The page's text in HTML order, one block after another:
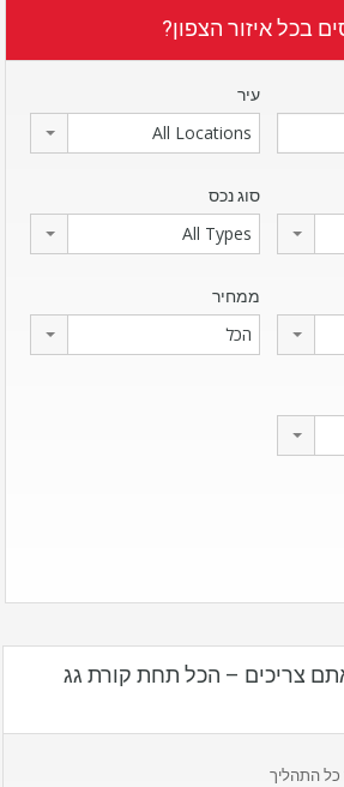
בכל איזור הצפון?
עיר
All Locations
סוג נכס
All Types
ממחיר
הכל
צריכים – הכל תחת קורת גג
כל התהליך